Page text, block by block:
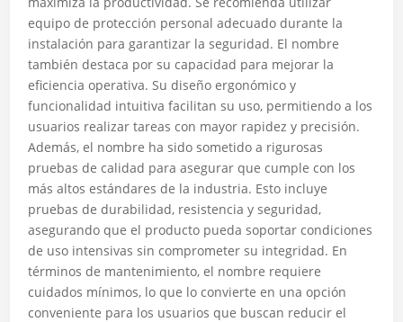
equipo de protección personal adecuado durante la
instalación para garantizar la seguridad. El nombre
también destaca por su capacidad para mejorar la
eficiencia operativa. Su diseño ergonómico y
funcionalidad intuitiva facilitan su uso, permitiendo a los
usuarios realizar tareas con mayor rapidez y precisión.
Además, el nombre ha sido sometido a rigurosas
pruebas de calidad para asegurar que cumple con los
más altos estándares de la industria. Esto incluye
pruebas de durabilidad, resistencia y seguridad,
asegurando que el producto pueda soportar condiciones
de uso intensivas sin comprometer su integridad. En
términos de mantenimiento, el nombre requiere
cuidados mínimos, lo que lo convierte en una opción
conveniente para los usuarios que buscan reducir el